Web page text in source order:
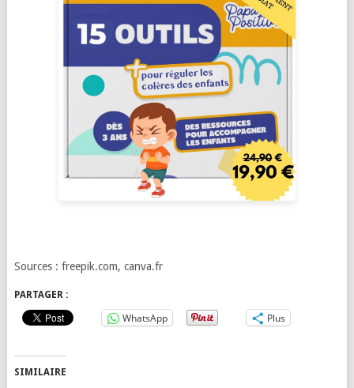
Sources : freepik.com, canva.fr
PARTAGER :
WhatsApp Plus
SIMILAIRE